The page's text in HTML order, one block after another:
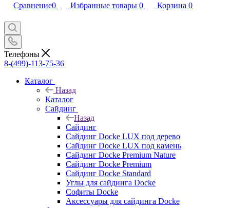
Сравнение0 Избранные товары 0 Корзина 0
Телефоны
8-(499)-113-75-36
Каталог
Назад
Каталог
Сайдинг
Назад
Сайдинг
Сайдинг Docke LUX под дерево
Сайдинг Docke LUX под камень
Сайдинг Docke Premium Nature
Сайдинг Docke Premium
Сайдинг Docke Standard
Углы для сайдинга Docke
Софиты Docke
Аксессуары для сайдинга Docke